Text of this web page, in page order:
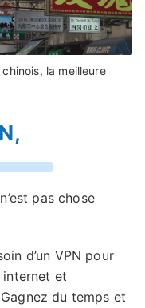
la meilleure
n’est pas chose
d’un VPN pour
et
du temps et